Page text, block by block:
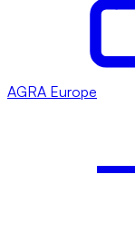
AGRA Europe